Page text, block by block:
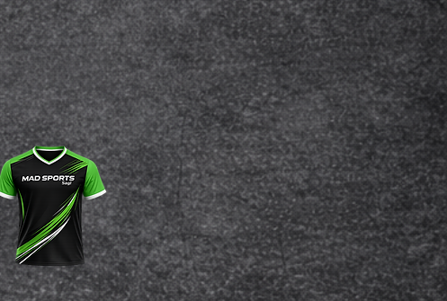
esprimere la propria identità.